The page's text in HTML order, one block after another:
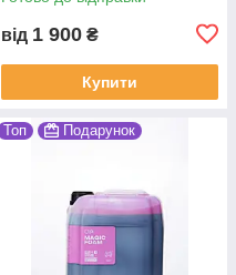
від 1 900 ₴
Купити
Топ Подарунок